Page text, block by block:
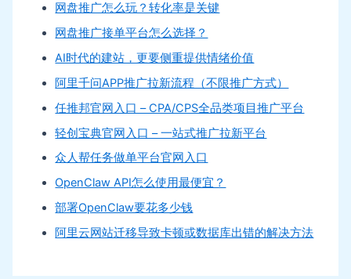
网盘推广怎么玩？转化率是关键
网盘推广接单平台怎么选择？
AI时代的建站，更要侧重提供情绪价值
阿里千问APP推广拉新流程（不限推广方式）
任推邦官网入口 – CPA/CPS全品类项目推广平台
轻创宝典官网入口 – 一站式推广拉新平台
众人帮任务做单平台官网入口
OpenClaw API怎么使用最便宜？
部署OpenClaw要花多少钱
阿里云网站迁移导致卡顿或数据库出错的解决方法